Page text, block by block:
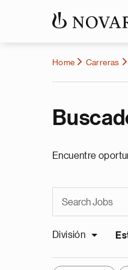
Home Carreras
Encuentre
División